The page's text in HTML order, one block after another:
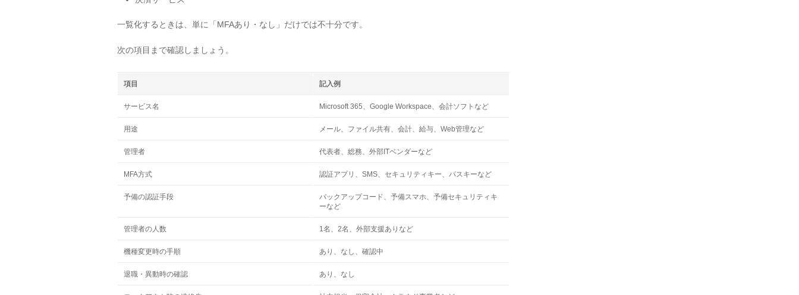
一覧化するときは、単に「MFAあり・なし」だけでは不十分です。
次の項目まで確認しましょう。
項目 記入例
サービス名 Microsoft 365、Google Workspace、会計ソフトなど
用途 メール、ファイル共有、会計、給与、Web管理など
管理者 代表者、総務、外部ITベンダーなど
MFA方式 認証アプリ、SMS、セキュリティキー、パスキーなど
予備の認証手段
バックアップコード、予備スマホ、予備セキュリティキ
ーなど
管理者の人数 1名、2名、外部支援ありなど
機種変更時の手順 あり、なし、確認中
退職・異動時の確認 あり、なし